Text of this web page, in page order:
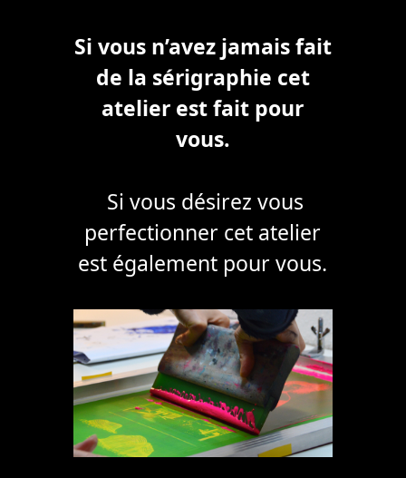
Si vous n’avez jamais fait
de la sérigraphie cet
atelier est fait pour
vous.
Si vous désirez vous
perfectionner cet atelier
est également pour vous.